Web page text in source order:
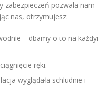
zabezpieczeń pozwala nam
nas, otrzymujesz:
– dbamy o to na
ręki.
wyglądała schludnie i